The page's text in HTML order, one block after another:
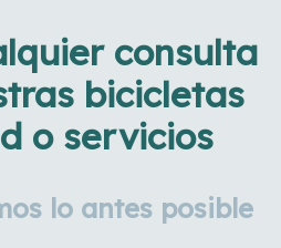
consulta
bicicletas
o servicios
lo antes posible